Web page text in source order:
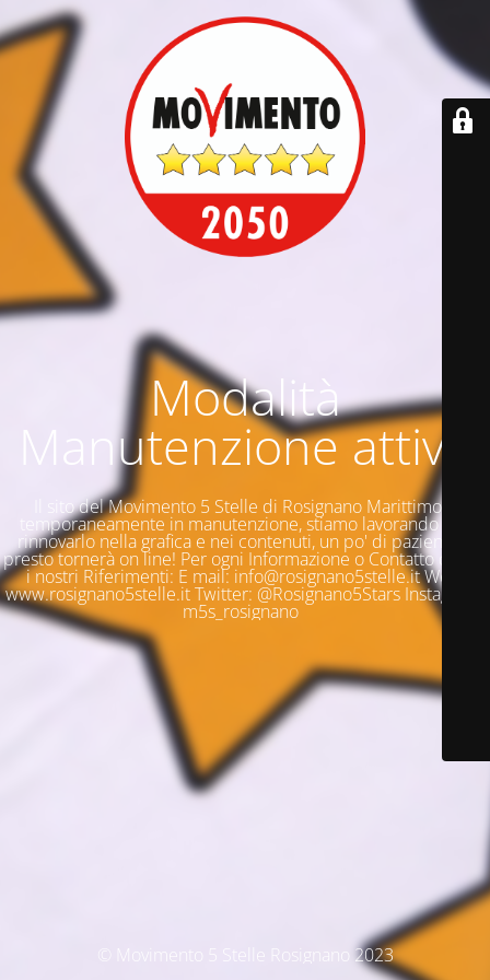
Modalità
Manutenzione attiva
Il sito del Movimento 5 Stelle di Rosignano Marittimo è
temporaneamente in manutenzione, stiamo lavorando per
rinnovarlo nella grafica e nei contenuti, un po' di pazienza e
presto tornerà on line! Per ogni Informazione o Contatto questi
i nostri Riferimenti: E mail: info@rosignano5stelle.it Web:
www.rosignano5stelle.it Twitter: @Rosignano5Stars Instagram:
m5s_rosignano
© Movimento 5 Stelle Rosignano 2023